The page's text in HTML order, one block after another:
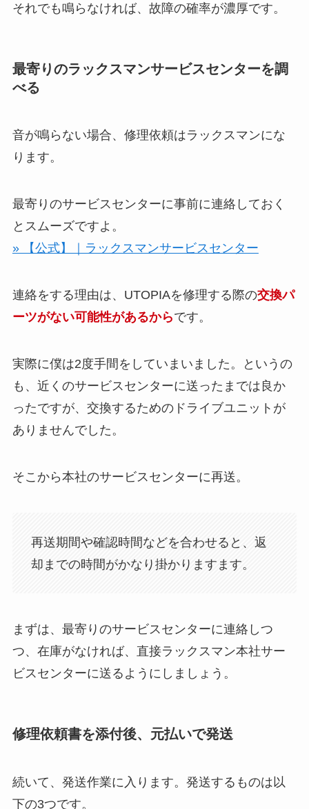
それでも鳴らなければ、故障の確率が濃厚です。
最寄りのラックスマンサービスセンターを調
べる
音が鳴らない場合、修理依頼はラックスマンにな
ります。
最寄りのサービスセンターに事前に連絡しておく
とスムーズですよ。
» 【公式】｜ラックスマンサービスセンター
連絡をする理由は、UTOPIAを修理する際の交換パ
ーツがない可能性があるからです。
実際に僕は2度手間をしていまいました。というの
も、近くのサービスセンターに送ったまでは良か
ったですが、交換するためのドライブユニットが
ありませんでした。
そこから本社のサービスセンターに再送。
再送期間や確認時間などを合わせると、返
却までの時間がかなり掛かりますます。
まずは、最寄りのサービスセンターに連絡しつ
つ、在庫がなければ、直接ラックスマン本社サー
ビスセンターに送るようにしましょう。
修理依頼書を添付後、元払いで発送
続いて、発送作業に入ります。発送するものは以
下の3つです。